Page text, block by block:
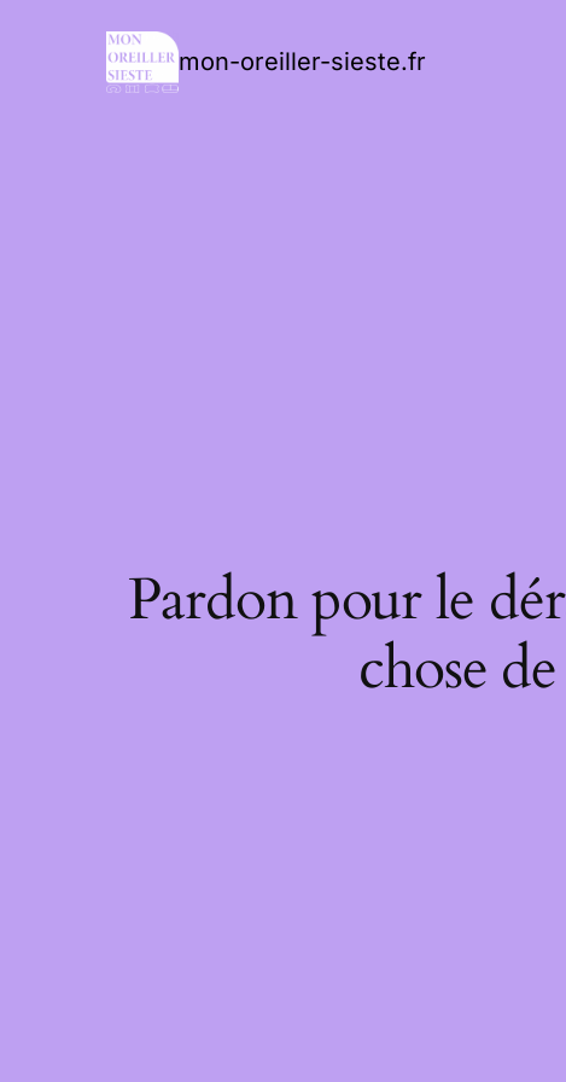
mon-oreiller-sieste.fr
Pardon pour le
chose